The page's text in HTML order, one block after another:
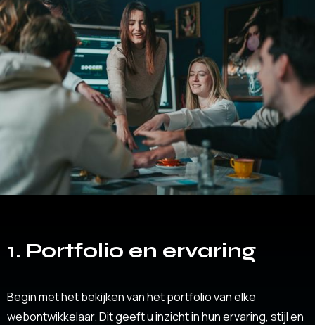
1. Portfolio en ervaring
Begin met het bekijken van het portfolio van elke
webontwikkelaar. Dit geeft u inzicht in hun ervaring, stijl en